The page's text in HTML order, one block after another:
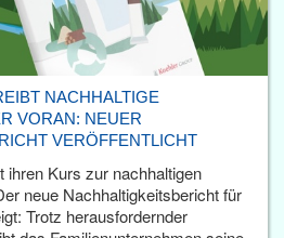
NACHHALTIGE
VORAN: NEUER
VERÖFFENTLICHT
ihren Kurs zur nachhaltigen
neue Nachhaltigkeitsbericht für
Trotz herausfordernder